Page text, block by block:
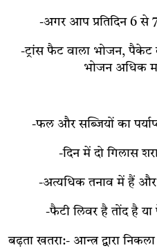
-अगर आप प्रतिदिन 6 से
-ट्रांस फैट वाला भोजन, पैकेट
भोजन अधिक
-फल और सब्जियों का
-दिन में दो गिलास
-अत्यधिक तनाव में हैं और
-फैटी लिवर है तोंद है
बढ़ता खतरा:- आन्त्र द्वारा